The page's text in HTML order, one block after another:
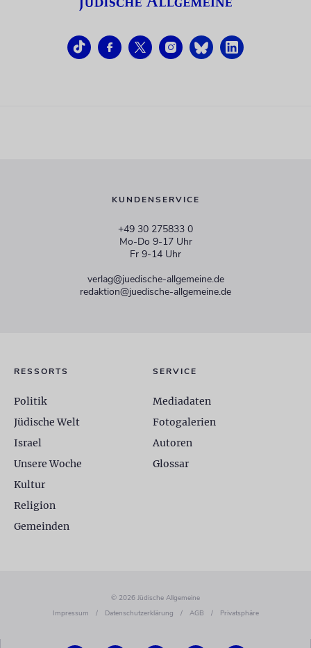
KUNDENSERVICE
+49 30 275833 0
Mo-Do 9-17 Uhr
Fr 9-14 Uhr
verlag@juedische-allgemeine.de
redaktion@juedische-allgemeine.de
RESSORTS
Politik
Jüdische Welt
Israel
Unsere Woche
Kultur
Religion
Gemeinden
SERVICE
Mediadaten
Fotogalerien
Autoren
Glossar
© 2026 Jüdische Allgemeine
Impressum
/ Datenschutzerklärung / AGB / Privatsphäre